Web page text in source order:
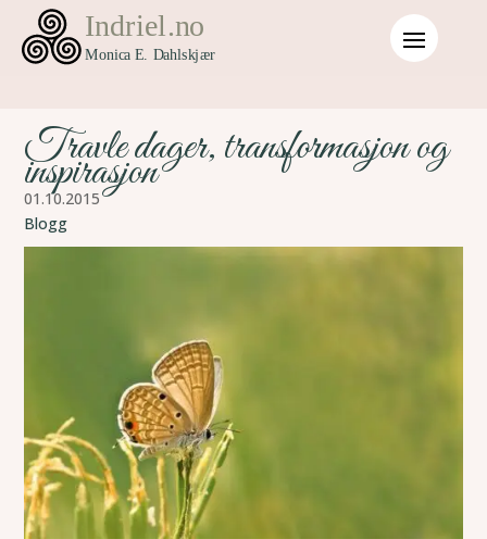
Travle dager, transformasjon og
inspirasjon
01.10.2015
Blogg